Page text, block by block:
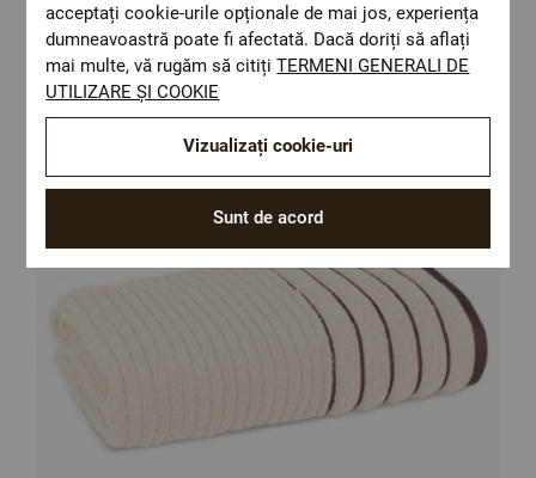
Populare in aceasta categorie
acceptați cookie-urile opționale de mai jos, experiența
dumneavoastră poate fi afectată. Dacă doriți să aflați
mai multe, vă rugăm să citițiTERMENI GENERALI DE
UTILIZARE ȘI COOKIE
Sunt de acord
Vizualizați cookie-uri